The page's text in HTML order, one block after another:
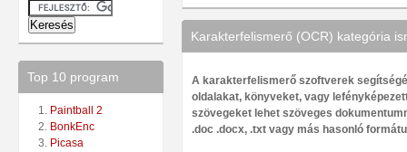
Top 10 program
Paintball 2
BonkEnc
Picasa
Karakterfelismerő (OCR) kategória
A karakterfelismerő szoftverek
oldalakat, könyveket, vagy
szövegeket lehet szöveges
.doc .docx, .txt vagy más hasonló